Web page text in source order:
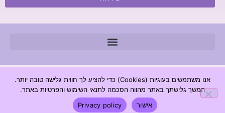
© 2026 כל הזכויות שמורות - חנה קורן מכון לגרפולוגיה |
www.annakoren.co.il
מדיניות פרטיות
אנו משתמשים בעוגיות (Cookies) כדי להציע לך חווית גלישה טובה יותר.
המשך גלישתך באתר מהווה הסכמה לתנאי השימוש והפרטיות באתר.
אישור
Privacy policy